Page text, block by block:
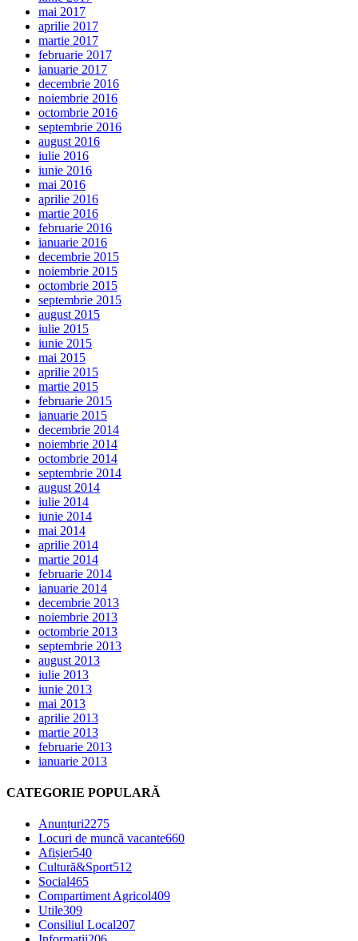
mai 2017
aprilie 2017
martie 2017
februarie 2017
ianuarie 2017
decembrie 2016
noiembrie 2016
octombrie 2016
septembrie 2016
august 2016
iulie 2016
iunie 2016
mai 2016
aprilie 2016
martie 2016
februarie 2016
ianuarie 2016
decembrie 2015
noiembrie 2015
octombrie 2015
septembrie 2015
august 2015
iulie 2015
iunie 2015
mai 2015
aprilie 2015
martie 2015
februarie 2015
ianuarie 2015
decembrie 2014
noiembrie 2014
octombrie 2014
septembrie 2014
august 2014
iulie 2014
iunie 2014
mai 2014
aprilie 2014
martie 2014
februarie 2014
ianuarie 2014
decembrie 2013
noiembrie 2013
octombrie 2013
septembrie 2013
august 2013
iulie 2013
iunie 2013
mai 2013
aprilie 2013
martie 2013
februarie 2013
ianuarie 2013
CATEGORIE POPULARĂ
Anunțuri2275
Locuri de muncă vacante660
Afișier540
Cultură&Sport512
Social465
Compartiment Agricol409
Utile309
Consiliul Local207